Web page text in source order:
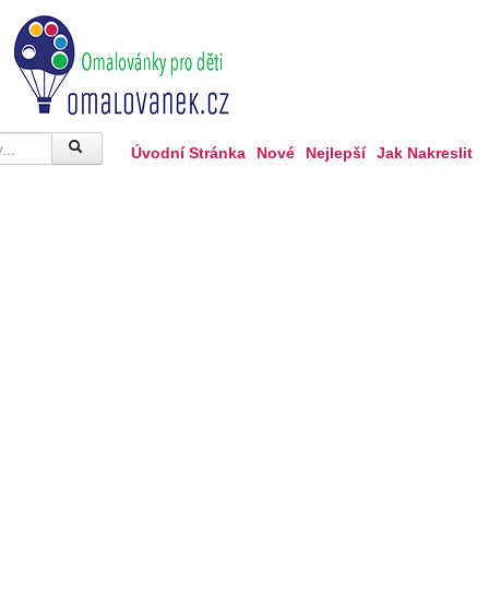
Úvodní Stránka Nové Nejlepší Jak Nakreslit